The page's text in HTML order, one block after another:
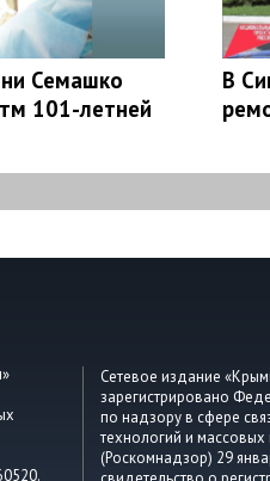
Семашко
101-летней
В
Сетевое издание
зарегистрировано
по надзору в сфере
технологий и
(Роскомнадзор) 29